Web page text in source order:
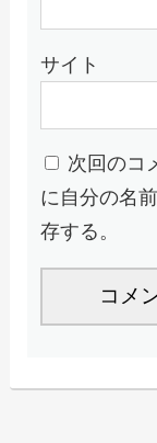
サイト
次回のコ
に自分の名
存する。